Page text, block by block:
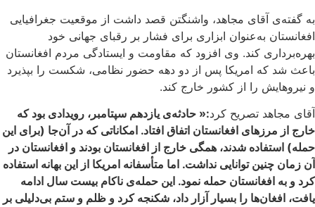
به گفته‌ی آقای مجاهد، واشنگتن قصد داشت از موقعیت جغرافیایی
افغانستان به‌عنوان ابزاری برای فشار بر رقبای جهانی خود
بهره‌برداری کند. وی افزود که مقاومت و ایستادگی مردم افغانستان
باعث شد که امریکا پس از دو دهه حضور نظامی، شکست را بپذیرد
و نیروهایش را از کشور خارج کند.
آقای مجاهد تصریح کرد:« حادثه‌ی یازدهم سپتامبر، رویدادی بود که
خارج از مرزهای افغانستان اتفاق افتاد. امکاناتی که در آن‌جا (برای این
حمله) استفاده شدند، همگی خارج از افغانستان بودند و افغانستان در
آن زمان چنین توانایی‌ نداشت. اما متأسفانه امریکا از این بهانه استفاده
کرد و به افغانستان حمله نمود. این حمله‌ی ناکام بیست سال ادامه
یافت، افغان‌ها را بسیار آزار داد، شکنجه کرد و ظلم و ستم بی‌دلیلی بر